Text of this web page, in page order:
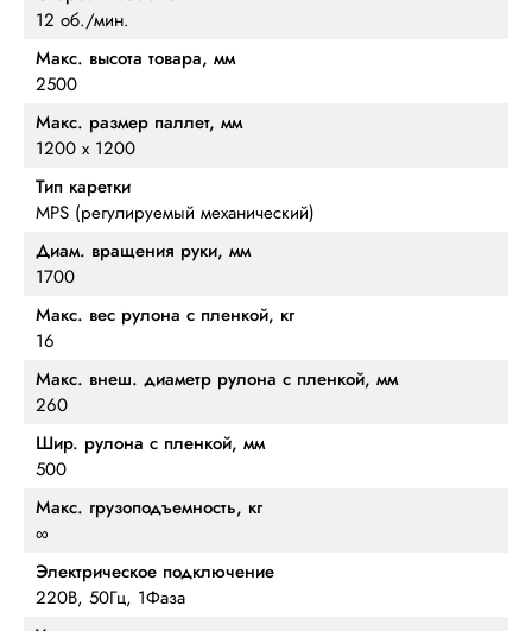
12 об./мин.
Макс. высота товара, мм
2500
Макс. размер паллет, мм
1200 х 1200
Тип каретки
MPS (регулируемый механический)
Диам. вращения руки, мм
1700
Макс. вес рулона с пленкой, кг
16
Макс. внеш. диаметр рулона с пленкой, мм
260
Шир. рулона с пленкой, мм
500
Макс. грузоподъемность, кг
∞
Электрическое подключение
220В, 50Гц, 1Фаза